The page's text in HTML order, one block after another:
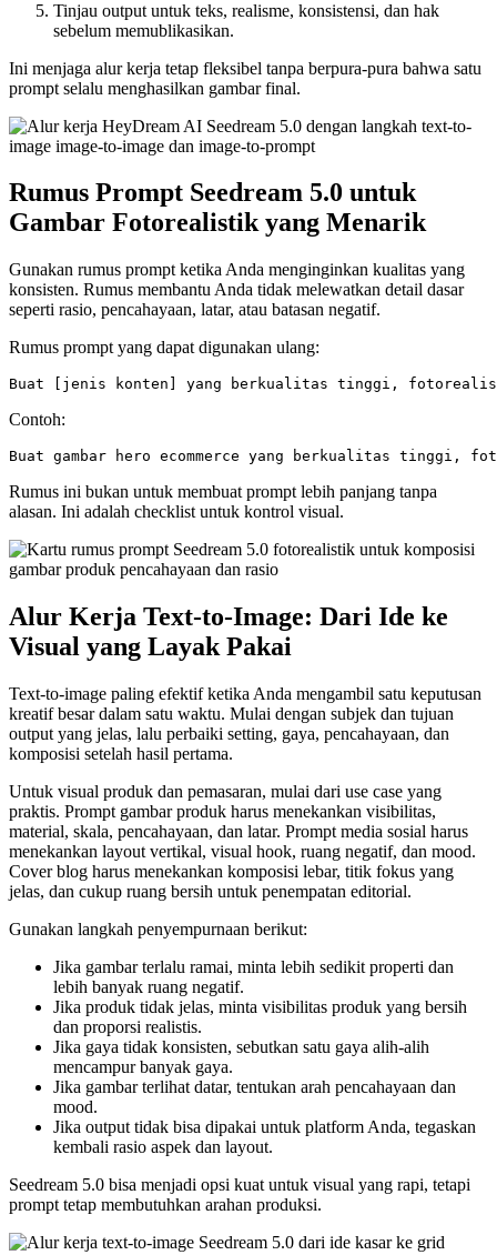
Tinjau output untuk teks, realisme, konsistensi, dan hak
sebelum memublikasikan.
Ini menjaga alur kerja tetap fleksibel tanpa berpura-pura bahwa satu
prompt selalu menghasilkan gambar final.
Rumus Prompt Seedream 5.0 untuk
Gambar Fotorealistik yang Menarik
Gunakan rumus prompt ketika Anda menginginkan kualitas yang
konsisten. Rumus membantu Anda tidak melewatkan detail dasar
seperti rasio, pencahayaan, latar, atau batasan negatif.
Rumus prompt yang dapat digunakan ulang:
Contoh:
Rumus ini bukan untuk membuat prompt lebih panjang tanpa
alasan. Ini adalah checklist untuk kontrol visual.
Alur Kerja Text-to-Image: Dari Ide ke
Visual yang Layak Pakai
Text-to-image paling efektif ketika Anda mengambil satu keputusan
kreatif besar dalam satu waktu. Mulai dengan subjek dan tujuan
output yang jelas, lalu perbaiki setting, gaya, pencahayaan, dan
komposisi setelah hasil pertama.
Untuk visual produk dan pemasaran, mulai dari use case yang
praktis. Prompt gambar produk harus menekankan visibilitas,
material, skala, pencahayaan, dan latar. Prompt media sosial harus
menekankan layout vertikal, visual hook, ruang negatif, dan mood.
Cover blog harus menekankan komposisi lebar, titik fokus yang
jelas, dan cukup ruang bersih untuk penempatan editorial.
Gunakan langkah penyempurnaan berikut:
Jika gambar terlalu ramai, minta lebih sedikit properti dan
lebih banyak ruang negatif.
Jika produk tidak jelas, minta visibilitas produk yang bersih
dan proporsi realistis.
Jika gaya tidak konsisten, sebutkan satu gaya alih-alih
mencampur banyak gaya.
Jika gambar terlihat datar, tentukan arah pencahayaan dan
mood.
Jika output tidak bisa dipakai untuk platform Anda, tegaskan
kembali rasio aspek dan layout.
Seedream 5.0 bisa menjadi opsi kuat untuk visual yang rapi, tetapi
prompt tetap membutuhkan arahan produksi.